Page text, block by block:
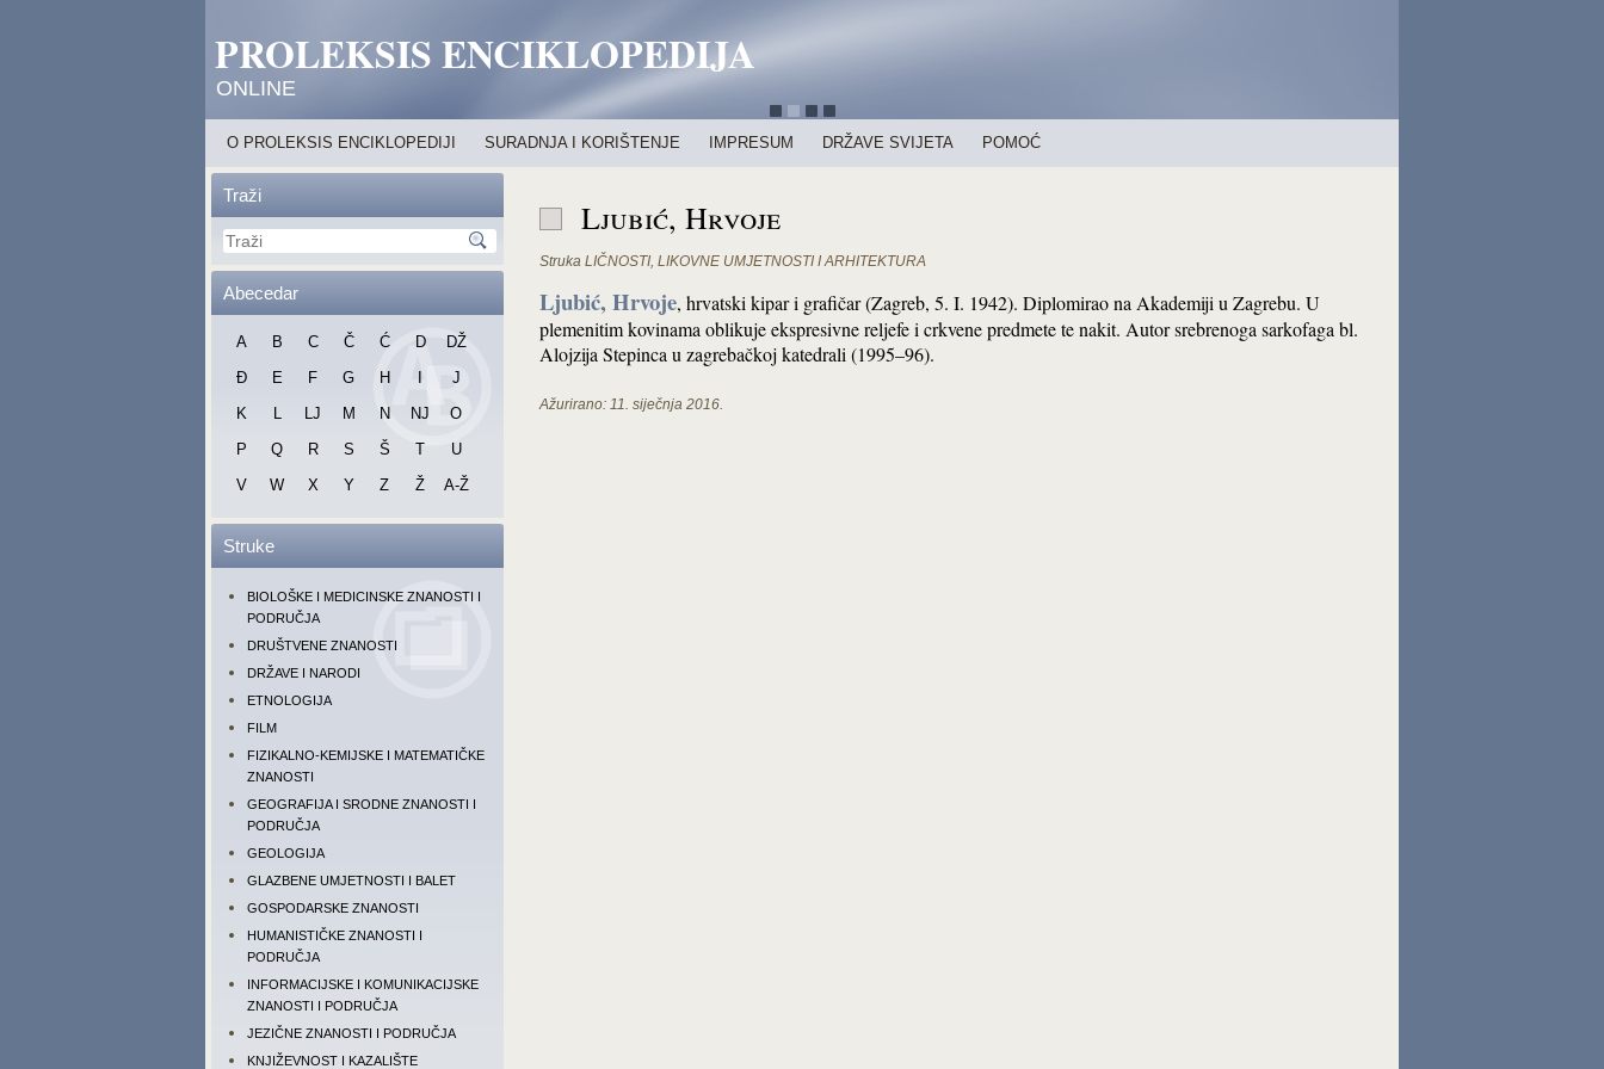
PROLEKSIS ENCIKLOPEDIJA
ONLINE
O PROLEKSIS ENCIKLOPEDIJI SURADNJA I KORIŠTENJE IMPRESUM DRŽAVE SVIJETA POMOĆ
Traži
Abecedar
A B C Č Ć D
DŽ
Đ
E F G H
J
K
L LJ M N NJ
O
P
Q R S Š T
U
V
W X Y Z Ž A-Ž
Struke
BIOLOŠKE I MEDICINSKE ZNANOSTI I
PODRUČJA
DRUŠTVENE ZNANOSTI
DRŽAVE I NARODI
ETNOLOGIJA
FILM
FIZIKALNO-KEMIJSKE I MATEMATIČKE
ZNANOSTI
GEOGRAFIJA I SRODNE ZNANOSTI I
PODRUČJA
GEOLOGIJA
GLAZBENE UMJETNOSTI I BALET
GOSPODARSKE ZNANOSTI
HUMANISTIČKE ZNANOSTI I
PODRUČJA
INFORMACIJSKE I KOMUNIKACIJSKE
ZNANOSTI I PODRUČJA
JEZIČNE ZNANOSTI I PODRUČJA
KNJIŽEVNOST I KAZALIŠTE
Ljubić, Hrvoje
Struka LIČNOSTI, LIKOVNE UMJETNOSTI I ARHITEKTURA
Ljubić, Hrvoje, hrvatski kipar i grafičar (Zagreb, 5. I. 1942). Diplomirao na Akademiji u Zagrebu. U
plemenitim kovinama oblikuje ekspresivne reljefe i crkvene predmete te nakit. Autor srebrenoga sarkofaga bl.
Alojzija Stepinca u zagrebačkoj katedrali (1995–96).
Ažurirano: 11. siječnja 2016.